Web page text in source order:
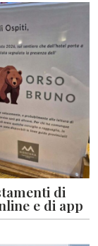
di
e di app